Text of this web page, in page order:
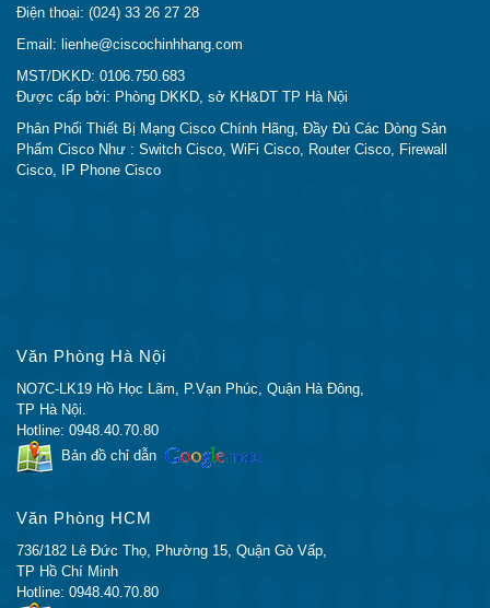
Điện thoại: (024) 33 26 27 28
Email: lienhe@ciscochinhhang.com
MST/DKKD: 0106.750.683
Được cấp bởi: Phòng DKKD, sở KH&DT TP Hà Nội
Phân Phối Thiết Bị Mạng Cisco Chính Hãng, Đầy Đủ Các Dòng Sản
Phẩm Cisco Như : Switch Cisco, WiFi Cisco, Router Cisco, Firewall
Cisco, IP Phone Cisco
Văn Phòng Hà Nội
NO7C-LK19 Hồ Học Lãm, P.Vạn Phúc, Quận Hà Đông,
TP Hà Nội.
Hotline: 0948.40.70.80
Bản đồ chỉ dẫn
Văn Phòng HCM
736/182 Lê Đức Thọ, Phường 15, Quận Gò Vấp,
TP Hồ Chí Minh
Hotline: 0948.40.70.80